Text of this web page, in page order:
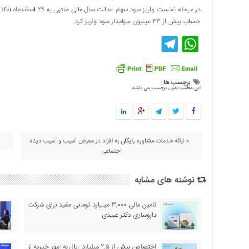
حساب بیش از ۴۳ میلیون سهامدار سود واریز کرد.
WhatsApp
Telegram
برچسب ها :
این مطلب بدون برچسب می باشد.
« ارائه خدمات مشاوره رایگان به افراد در معرض آسیب و آسیب دیده
اجتماعی
نوشته های مشابه
تامین مالی ۳,۰۰۰ میلیارد تومانی مفید برای شرکت
داروسازی دکتر عبیدی